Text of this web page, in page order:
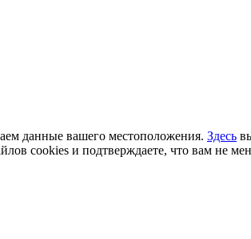
данные вашего местоположения. Здесь
cookies и подтверждаете, что вам не